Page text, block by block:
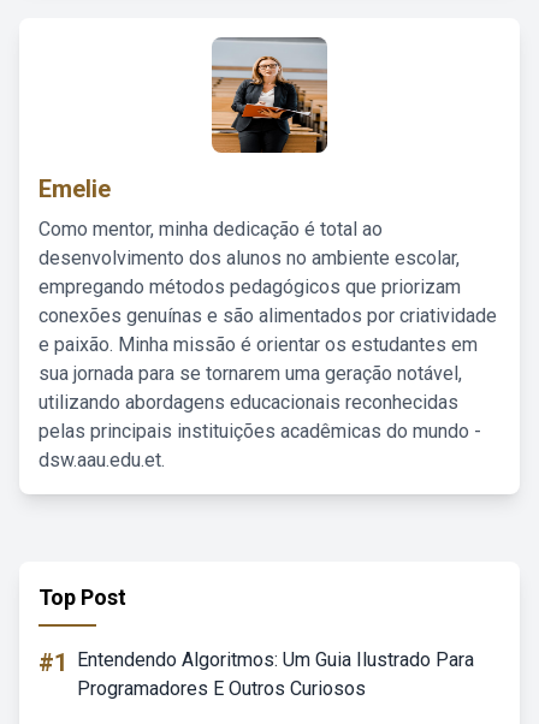
Emelie
Como mentor, minha dedicação é total ao
desenvolvimento dos alunos no ambiente escolar,
empregando métodos pedagógicos que priorizam
conexões genuínas e são alimentados por criatividade
e paixão. Minha missão é orientar os estudantes em
sua jornada para se tornarem uma geração notável,
utilizando abordagens educacionais reconhecidas
pelas principais instituições acadêmicas do mundo -
dsw.aau.edu.et.
Top Post
#1
Entendendo Algoritmos: Um Guia Ilustrado Para
Programadores E Outros Curiosos